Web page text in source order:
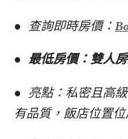
● 查詢即時房價：
● 最低房價：雙人房
● 亮點：私密且高
有品質，飯店位置